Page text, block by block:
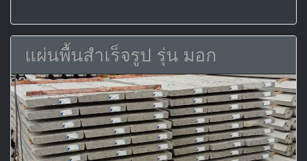
แผ่นพื้นสำเร็จรูป รุ่น มอก